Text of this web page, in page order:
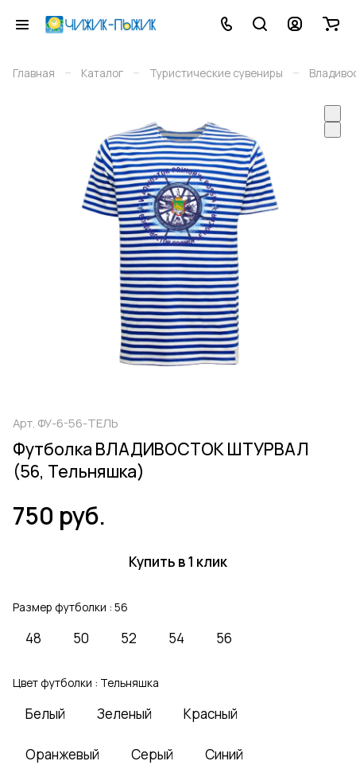
Главная – Каталог – Туристические сувениры –
Арт. ФУ-6-56-ТЕЛЬ
Футболка ВЛАДИВОСТОК ШТУРВАЛ
(56, Тельняшка)
750 руб.
Купить в 1 клик
Размер футболки : 56
48 50 52 54 56
Цвет футболки : Тельняшка
Белый Зеленый Красный
Оранжевый Серый Синий